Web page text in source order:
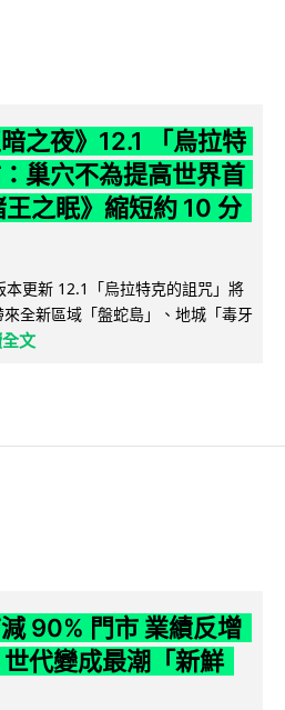
之夜》12.1 「烏拉特
巢穴不為提高世界首
之眠》縮短約 10 分
本更新 12.1「烏拉特克的詛咒」將
全新區域「盤蛇島」、地城「毒牙
文
90% 門市 業績反增
代變成最潮「新鮮